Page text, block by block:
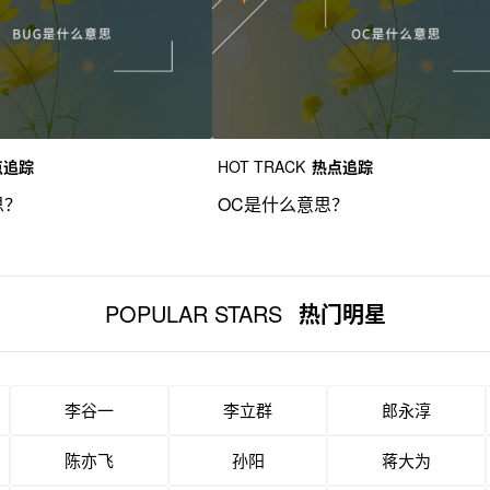
踪 HOT TRACK 热点追踪
OC是什么意思？
POPULAR STARS 热门明星
李谷一 李立群 郎永淳
陈亦飞 孙阳 蒋大为